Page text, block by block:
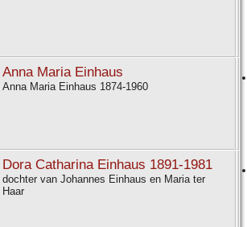
Anna Maria Einhaus
Anna Maria Einhaus 1874-1960
Dora Catharina Einhaus 1891-1981
dochter van Johannes Einhaus en Maria ter
Haar